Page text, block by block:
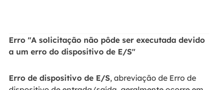
Erro "A solicitação não pôde ser executada devido
a um erro do dispositivo de E/S"
Erro de dispositivo de E/S, abreviação de Erro de